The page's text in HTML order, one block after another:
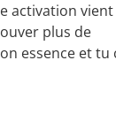
activation
plus de
essence et